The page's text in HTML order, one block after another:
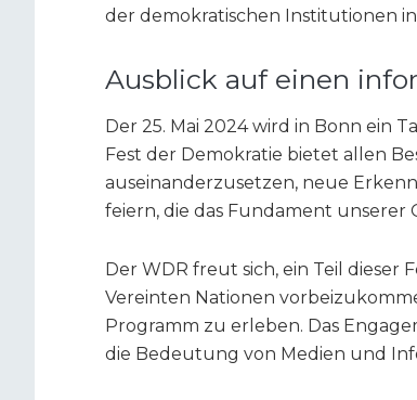
der demokratischen Institutionen
Ausblick auf einen
Der 25. Mai 2024 wird in Bonn ein
Fest der Demokratie bietet allen
auseinanderzusetzen, neue
feiern, die das Fundament unserer
Der WDR freut sich, ein Teil dieser
Vereinten Nationen
Programm zu erleben. Das
die Bedeutung von Medien und